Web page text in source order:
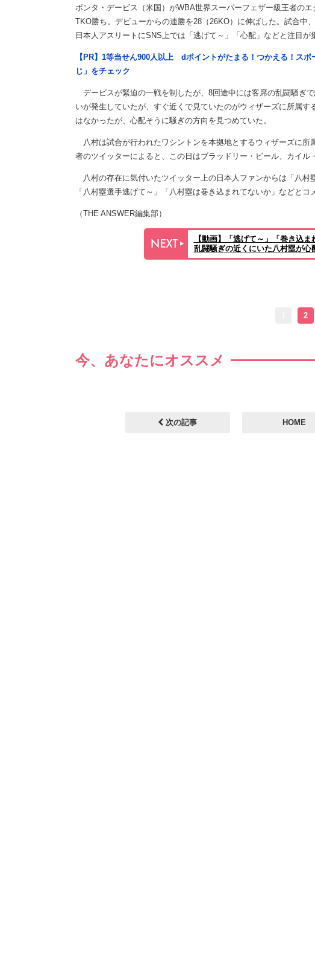
ボンタ・デービス（米国）がWBA世界スーパーフェザー級王者の
TKO勝ち。デビューからの連勝を28（26KO）に伸ばした。試合中
日本人アスリートにSNS上では「逃げて～」「心配」などと注目が
【PR】1等当せん900人以上 dポイントがたまる！つかえる！ス
じ」をチェック
デービスが緊迫の一戦を制したが、8回途中には客席の乱闘騒ぎ
いが発生していたが、すぐ近くで見ていたのがウィザーズに所属
はなかったが、心配そうに騒ぎの方向を見つめていた。
八村は試合が行われたワシントンを本拠地とするウィザーズに所
者のツイッターによると、この日はブラッドリー・ビール、カイル
八村の存在に気付いたツイッター上の日本人ファンからは「八村
「八村塁選手逃げて～」「八村塁は巻き込まれてないか」などとコ
（THE ANSWER編集部）
【動画】「逃げて～」「巻き込
乱闘騒ぎの近くにいた八村塁が心
2
今、あなたにオススメ
次の記事 HOME